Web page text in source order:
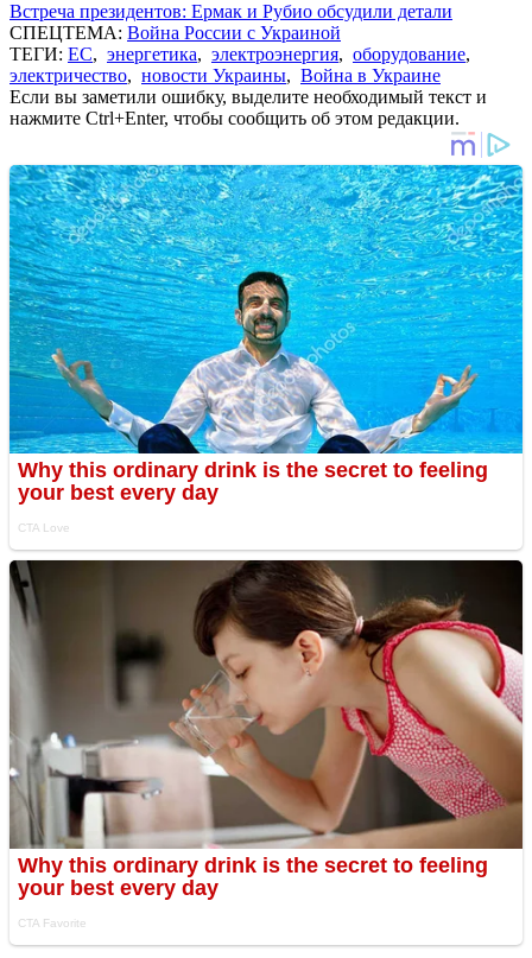
Встреча президентов: Ермак и Рубио обсудили детали
СПЕЦТЕМА: Война России с Украиной
ТЕГИ: ЕС, энергетика, электроэнергия, оборудование,
электричество, новости Украины, Война в Украине
Если вы заметили ошибку, выделите необходимый текст и
нажмите Ctrl+Enter, чтобы сообщить об этом редакции.